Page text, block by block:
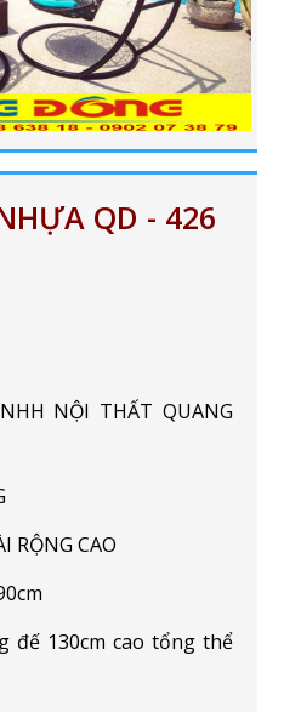
QD - 426
NỘI THẤT QUANG
RỘNG CAO
đế 130cm cao tổng thể